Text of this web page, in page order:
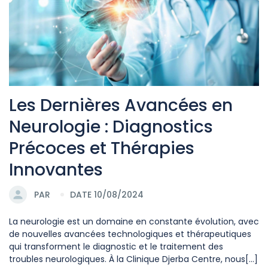
Les Dernières Avancées en
Neurologie : Diagnostics
Précoces et Thérapies
Innovantes
PAR DATE 10/08/2024
La neurologie est un domaine en constante évolution, avec
de nouvelles avancées technologiques et thérapeutiques
qui transforment le diagnostic et le traitement des
troubles neurologiques. À la Clinique Djerba Centre, nous[...]